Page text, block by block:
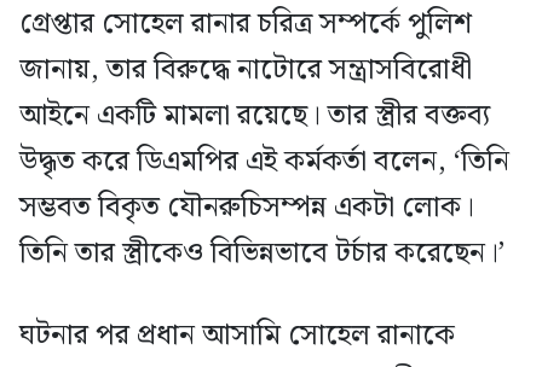
গ্রেপ্তার সোহেল রানার চরিত্র সম্পর্কে পুলিশ
জানায়, তার বিরুদ্ধে নাটোরে সন্ত্রাসবিরোধী
আইনে একটি মামলা রয়েছে। তার স্ত্রীর বক্তব্য
উদ্ধৃত করে ডিএমপির এই কর্মকর্তা বলেন, ‘তিনি
সম্ভবত বিকৃত যৌনরুচিসম্পন্ন একটা লোক।
তিনি তার স্ত্রীকেও বিভিন্নভাবে টর্চার করেছেন।’
ঘটনার পর প্রধান আসামি সোহেল রানাকে